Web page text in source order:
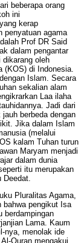
beberapa orang
ini
kerap
penyatuan agama
Prof DR Said
dalam pengantar
dikarang oleh
(KOS) di Indonesia.
Islam. Secara
sekalian alam
Laa ilaha
Jadi dari
berbeda dengan
Jika dalam Islam
(melalui
kalam Tuhan turun
Maryam menjadi
dalam dunia
itu merupakan
Deedat.
Pluralitas Agama,
bahwa pengikut Isa
berdampingan
Lama. Kaum
nya, menolak ide
Quran mengakui